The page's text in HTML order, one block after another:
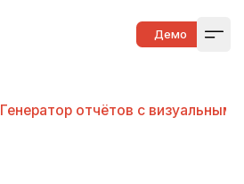
Демо
Генератор отчётов с визуальным